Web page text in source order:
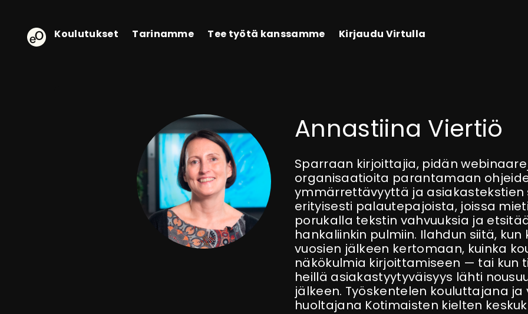
eOppiva - Etusivulle
Koulutukset Tarinamme Tee työtä kanssamme Kirjaudu Virtulla
Annastiina Viertiö
Sparraan kirjoittajia, pidän
organisaatioita parantamaan
ymmärrettävyyttä ja asiakastekstien
erityisesti palautepajoista, joissa
porukalla tekstin vahvuuksia ja
hankaliinkin pulmiin. Ilahdun siitä,
vuosien jälkeen kertomaan, kuinka
näkökulmia kirjoittamiseen — tai kun
heillä asiakastyytyväisyys lähti
jälkeen. Työskentelen kouluttajana ja
huoltajana Kotimaisten kielten